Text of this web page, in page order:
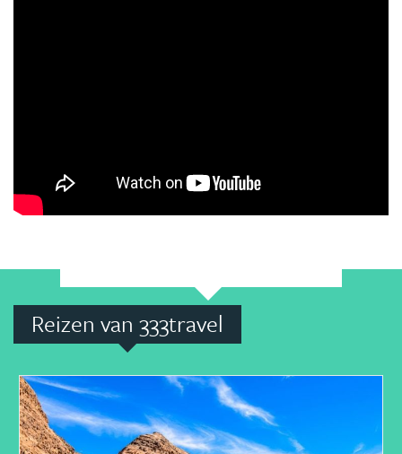
Reizen van 333travel